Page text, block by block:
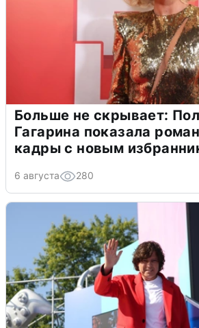
Больше не скрывает:
Гагарина показала
кадры с новым
6 августа 280